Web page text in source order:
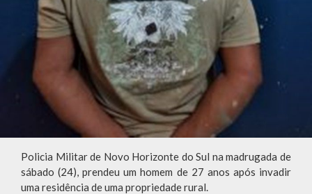
Policia Militar de Novo Horizonte do Sul na madrugada de
sábado (24), prendeu um homem de 27 anos após invadir
uma residência de uma propriedade rural.